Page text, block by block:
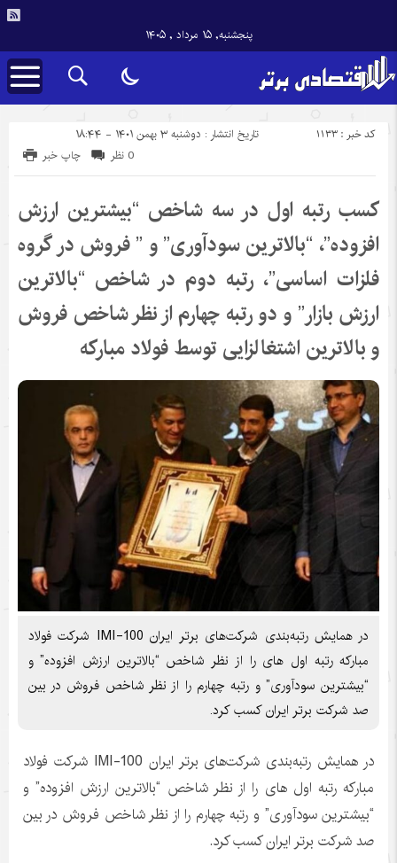
پنجشنبه, ۱۵ مرداد , ۱۴۰۵
تاریخ انتشار : دوشنبه ۳ بهمن ۱۴۰۱ - ۱۸:۴۴ کد خبر : 1133
چاپ خبر 0 نظر
کسب رتبه اول در سه شاخص “بیشترین ارزش
افزوده”، “بالاترین سودآوری” و ” فروش در گروه
فلزات اساسی”، رتبه دوم در شاخص “بالاترین
ارزش بازار” و دو رتبه چهارم از نظر شاخص فروش
و بالاترین اشتغالزایی توسط فولاد مبارکه
در همایش رتبه‌بندی شرکت‌های برتر ایران IMI-100 شرکت فولاد
مبارکه رتبه اول های را از نظر شاخص “بالاترین ارزش افزوده” و
“بیشترین سودآوری” و رتبه چهارم را از نظر شاخص فروش در بین
صد شرکت برتر ایران کسب کرد.
در همایش رتبه‌بندی شرکت‌های برتر ایران IMI-100 شرکت فولاد
مبارکه رتبه اول های را از نظر شاخص “بالاترین ارزش افزوده” و
“بیشترین سودآوری” و رتبه چهارم را از نظر شاخص فروش در بین
صد شرکت برتر ایران کسب کرد.